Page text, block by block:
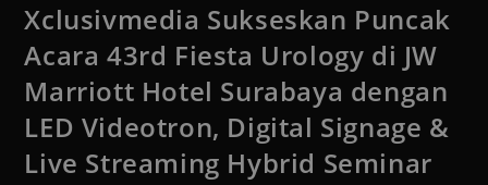
Xclusivmedia Sukseskan Puncak
Acara 43rd Fiesta Urology di JW
Marriott Hotel Surabaya dengan
LED Videotron, Digital Signage &
Live Streaming Hybrid Seminar